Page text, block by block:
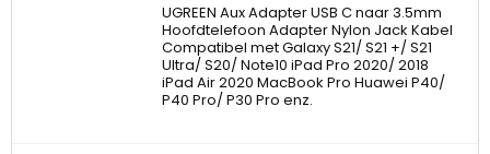
UGREEN Aux Adapter USB C naar 3.5mm
Hoofdtelefoon Adapter Nylon Jack Kabel
Compatibel met Galaxy S21/ S21 +/ S21
Ultra/ S20/ Note10 iPad Pro 2020/ 2018
iPad Air 2020 MacBook Pro Huawei P40/
P40 Pro/ P30 Pro enz.